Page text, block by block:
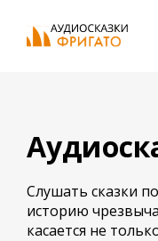
Слушать сказки
историю
касается не